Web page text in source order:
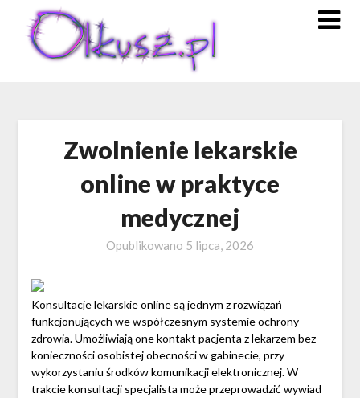
content
Zwolnienie lekarskie
online w praktyce
medycznej
Opublikowano 5 lipca, 2026
Konsultacje lekarskie online są jednym z rozwiązań
funkcjonujących we współczesnym systemie ochrony
zdrowia. Umożliwiają one kontakt pacjenta z lekarzem bez
konieczności osobistej obecności w gabinecie, przy
wykorzystaniu środków komunikacji elektronicznej. W
trakcie konsultacji specjalista może przeprowadzić wywiad